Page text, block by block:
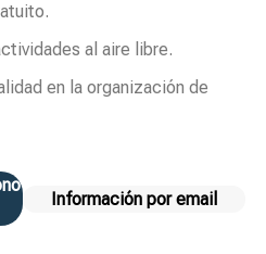
al aire libre.
en la organización de
Información por email